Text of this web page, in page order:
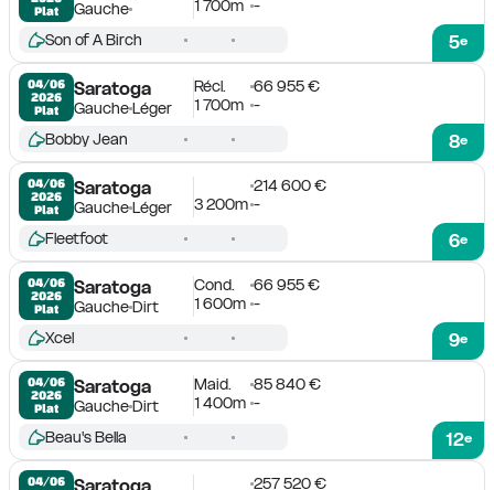
Plat
Gauche
1 700m -
5e
Son of A Birch
04/06
2026
Plat
Saratoga
GaucheLéger
Récl.
66 955 €
1 700m -
8e
Bobby Jean
04/06
2026
Plat
Saratoga
GaucheLéger
214 600 €
3 200m -
6e
Fleetfoot
04/06
2026
Plat
Saratoga
GaucheDirt
Cond.
66 955 €
1 600m -
9e
Xcel
04/06
2026
Plat
Saratoga
GaucheDirt
Maid.
85 840 €
1 400m -
12e
Beau's Bella
04/06
Saratoga 257 520 €